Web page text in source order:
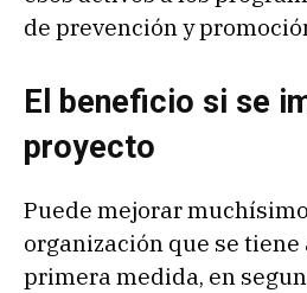
de prevención y
El beneficio si se
proyecto
Puede mejorar
organización que se
primera medida, en